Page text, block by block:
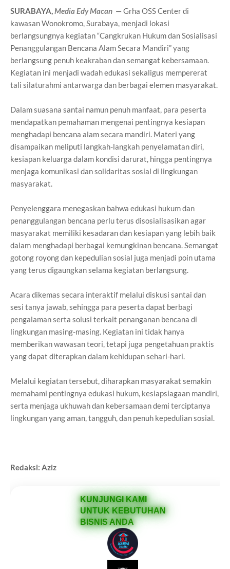
SURABAYA,Media Edy Macan — Grha OSS Center di
kawasan Wonokromo, Surabaya, menjadi lokasi
berlangsungnya kegiatan “Cangkrukan Hukum dan Sosialisasi
Penanggulangan Bencana Alam Secara Mandiri” yang
berlangsung penuh keakraban dan semangat kebersamaan.
Kegiatan ini menjadi wadah edukasi sekaligus mempererat
tali silaturahmi antarwarga dan berbagai elemen masyarakat.
Dalam suasana santai namun penuh manfaat, para peserta
mendapatkan pemahaman mengenai pentingnya kesiapan
menghadapi bencana alam secara mandiri. Materi yang
disampaikan meliputi langkah-langkah penyelamatan diri,
kesiapan keluarga dalam kondisi darurat, hingga pentingnya
menjaga komunikasi dan solidaritas sosial di lingkungan
masyarakat.
Penyelenggara menegaskan bahwa edukasi hukum dan
penanggulangan bencana perlu terus disosialisasikan agar
masyarakat memiliki kesadaran dan kesiapan yang lebih baik
dalam menghadapi berbagai kemungkinan bencana. Semangat
gotong royong dan kepedulian sosial juga menjadi poin utama
yang terus digaungkan selama kegiatan berlangsung.
Acara dikemas secara interaktif melalui diskusi santai dan
sesi tanya jawab, sehingga para peserta dapat berbagi
pengalaman serta solusi terkait penanganan bencana di
lingkungan masing-masing. Kegiatan ini tidak hanya
memberikan wawasan teori, tetapi juga pengetahuan praktis
yang dapat diterapkan dalam kehidupan sehari-hari.
Melalui kegiatan tersebut, diharapkan masyarakat semakin
memahami pentingnya edukasi hukum, kesiapsiagaan mandiri,
serta menjaga ukhuwah dan kebersamaan demi terciptanya
lingkungan yang aman, tangguh, dan penuh kepedulian sosial.
Redaksi: Aziz
KUNJUNGI KAMI
UNTUK KEBUTUHAN
BISNIS ANDA